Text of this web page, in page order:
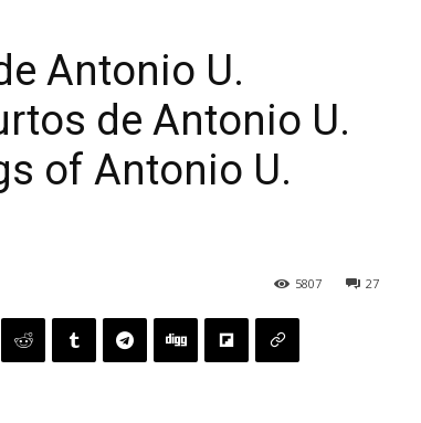
Antonio U.
de Antonio U.
of Antonio U.
27
5807